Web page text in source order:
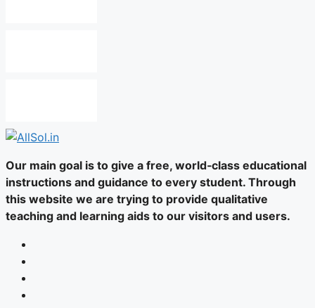
Our main goal is to give a free, world‑class educational
instructions and guidance to every student. Through
this website we are trying to provide qualitative
teaching and learning aids to our visitors and users.